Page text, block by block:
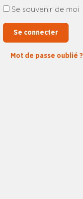
Se souvenir de moi
Se connecter
Mot de passe oublié ?